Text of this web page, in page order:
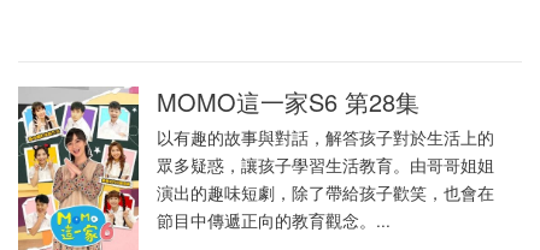
MOMO這一家S6 第28集
以有趣的故事與對話，解答孩子對於生活上的
眾多疑惑，讓孩子學習生活教育。由哥哥姐姐
演出的趣味短劇，除了帶給孩子歡笑，也會在
節目中傳遞正向的教育觀念。...